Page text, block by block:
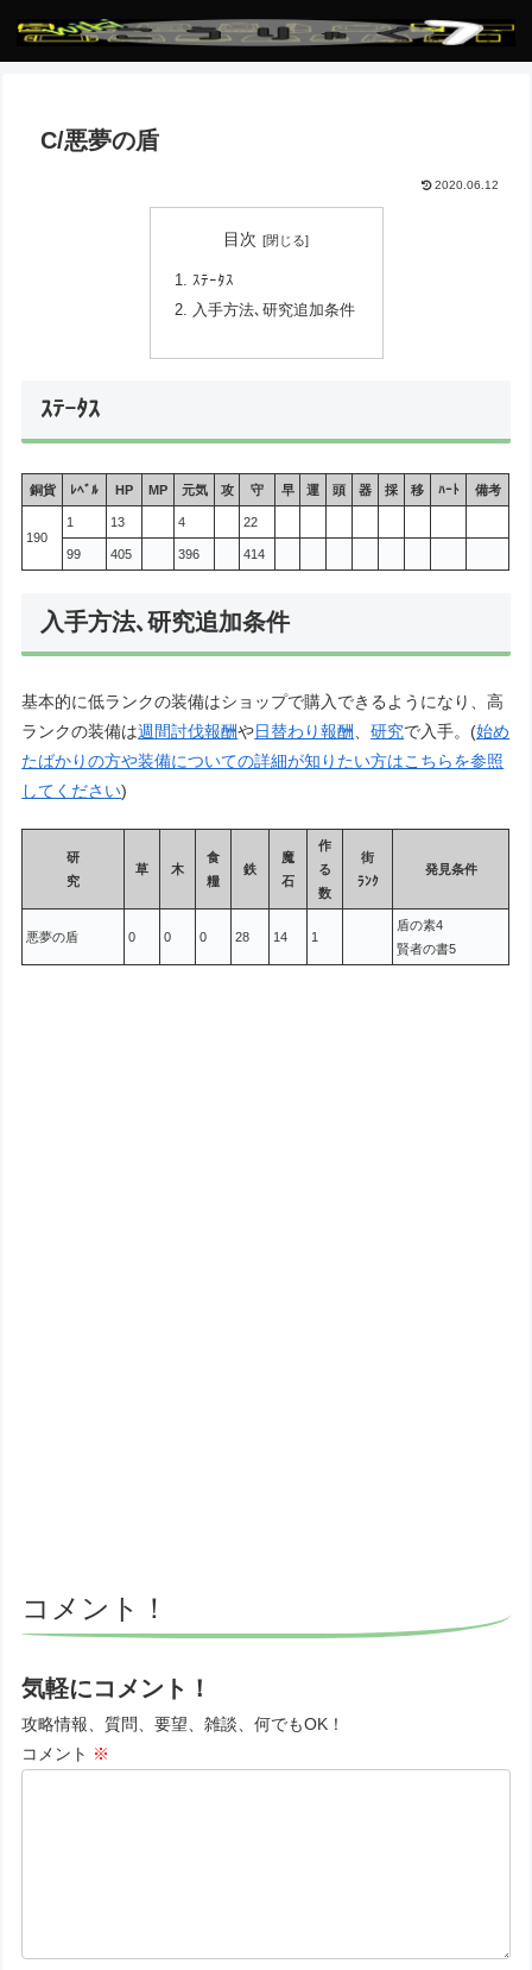
C/悪夢の盾
2020.06.12
目次
ｽﾃｰﾀｽ
入手方法､研究追加条件
ｽﾃｰﾀｽ
銅貨 ﾚﾍﾞﾙ HP MP 元気 攻 守 早 運 頭 器 採 移 ﾊｰﾄ 備考
190
1 13 4 22
99 405 396 414
入手方法､研究追加条件
基本的に低ランクの装備はショップで購入できるようになり、高
ランクの装備は週間討伐報酬や日替わり報酬 、研究で入手。(始め
たばかりの方や装備についての詳細が知りたい方はこちらを参照
してください)
研
究
草 木
食
糧
鉄
魔
石
作
る
数
街
ﾗﾝｸ
発見条件
悪夢の盾 0 0 0 28 14 1
盾の素4
賢者の書5
コメント！
気軽にコメント！
攻略情報、質問、要望、雑談、何でもOK！
コメント ※